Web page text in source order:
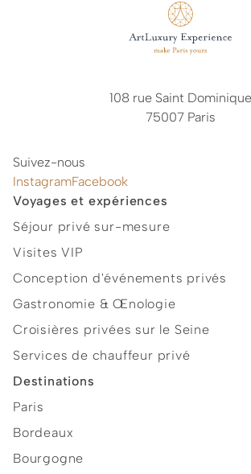
Ces conditions vous sont
proposition avant la confirmation de
commerciale pour connaître les
108 rue Saint Dominique
75007 Paris
Suivez-nous
InstagramFacebook
Voyages et expériences
Séjour privé sur-mesure
Visites VIP
Conception d'événements privés
Gastronomie & Œnologie
Croisières privées sur le Seine
Services de chauffeur privé
Destinations
Paris
Bordeaux
Bourgogne